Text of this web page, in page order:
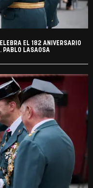
EL 182 ANIVERSARIO
PABLO LASAOSA